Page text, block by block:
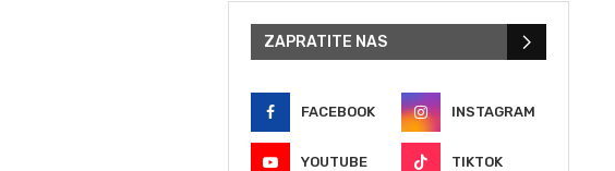
ZAPRATITE NAS
FACEBOOK INSTAGRAM
YOUTUBE TIKTOK